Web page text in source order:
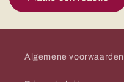
Algemene voorwaarden